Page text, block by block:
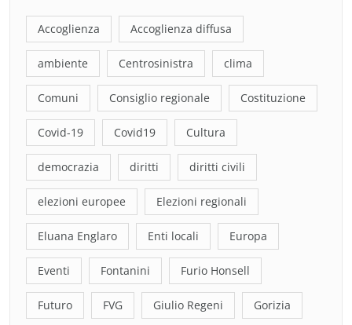
Accoglienza Accoglienza diffusa
ambiente Centrosinistra clima
Comuni Consiglio regionale Costituzione
Covid-19 Covid19 Cultura
democrazia diritti diritti civili
elezioni europee Elezioni regionali
Eluana Englaro Enti locali Europa
Eventi Fontanini Furio Honsell
Futuro FVG Giulio Regeni Gorizia